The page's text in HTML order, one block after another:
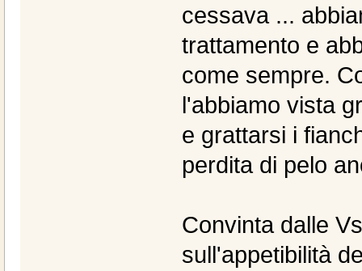
cessava ...
trattamento e
come sempre.
l'abbiamo vista
e grattarsi i
perdita di pelo
Convinta dalle
sull'appetibilità